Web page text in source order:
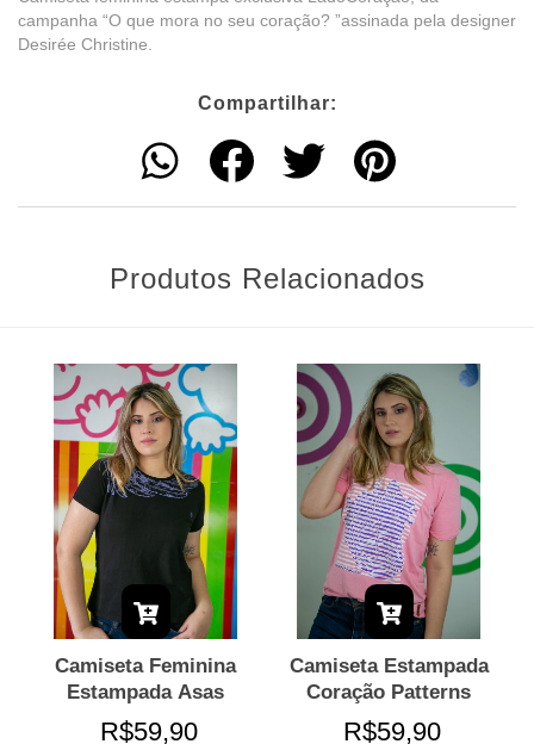
campanha “O que mora no seu coração? ”assinada pela designer
Desirée Christine.
Compartilhar:
Produtos Relacionados
Camiseta Feminina
Estampada Asas
R$59,90
Camiseta Estampada
Coração Patterns
R$59,90